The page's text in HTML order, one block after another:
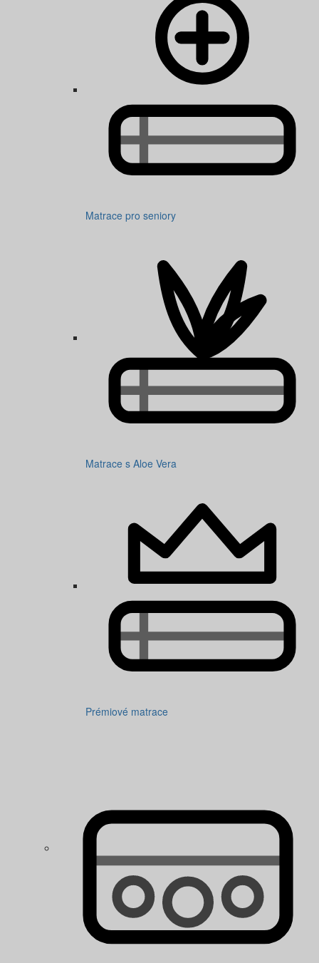
Matrace pro seniory
Matrace s Aloe Vera
Prémiové matrace